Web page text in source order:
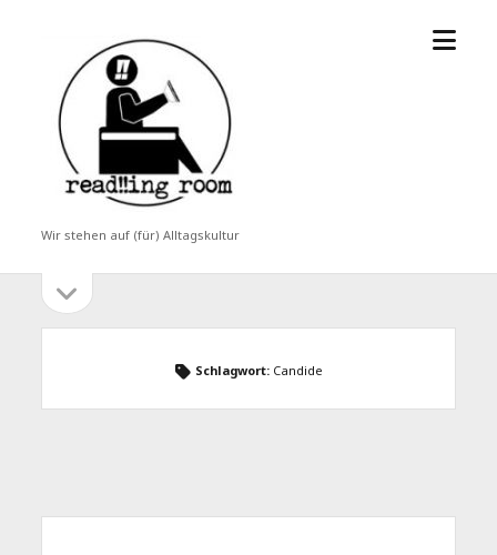
read!!ing
room
Wir stehen auf (für) Alltagskultur
Menü
Seitenleiste
öffnen
Schlagwort: Candide